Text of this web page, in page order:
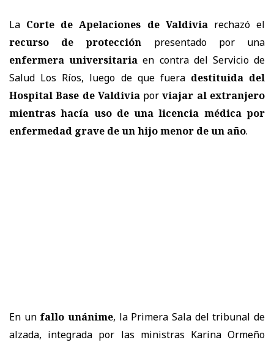
La Corte de Apelaciones de Valdiviarechazó el
recurso de protección presentado por una
enfermera universitaria en contra del Servicio de
Salud Los Ríos, luego de que fuera destituida del
Hospital Base de Valdiviaporviajar al extranjero
mientras hacía uso de una licencia médica por
enfermedad grave de un hijo menor de un año.
En un fallo unánime, la Primera Sala del tribunal de
alzada, integrada por las ministras Karina Ormeño